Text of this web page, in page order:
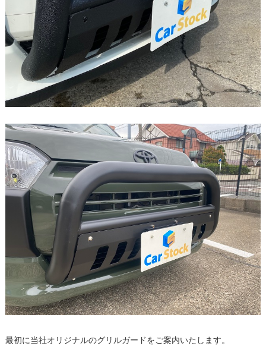
最初に当社オリジナルのグリルガードをご案内いたします。